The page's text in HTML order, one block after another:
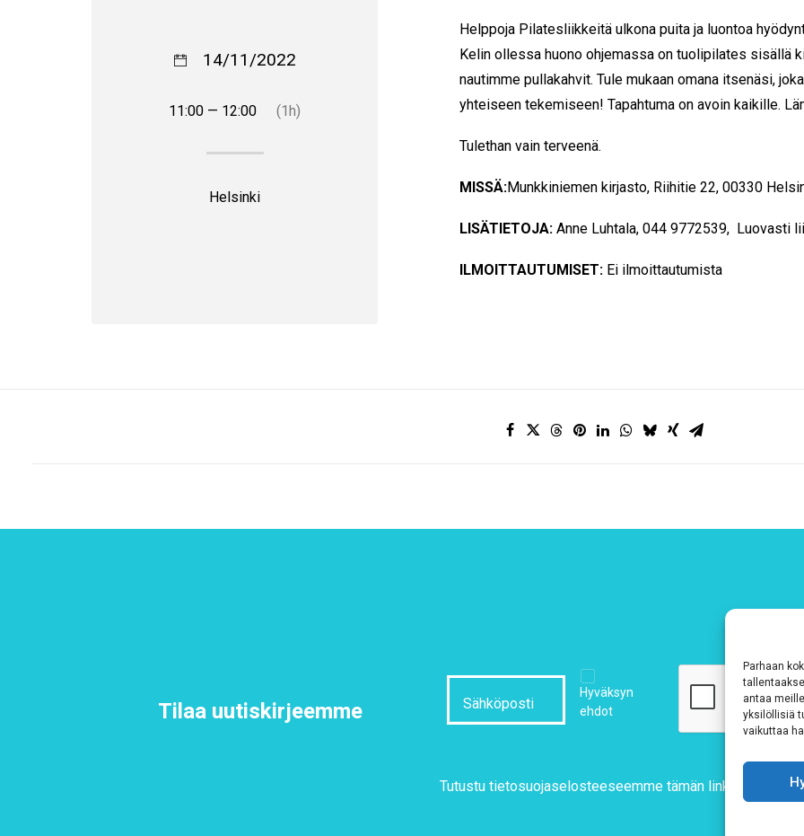
Parhaan
antaa
yksilöllisiä
vaikuttaa
Helppoja Pilatesliikkeitä ulkona puita ja luontoa
Kelin ollessa huono ohjemassa on tuolipilates sisällä
nautimme pullakahvit. Tule mukaan omana itsenäsi,
yhteiseen tekemiseen! Tapahtuma on avoin kaikille.
Tulethan vain terveenä.
MISSÄ:Munkkiniemen kirjasto, Riihitie 22, 00330
LISÄTIETOJA:Anne Luhtala, 044 9772539, Luovasti
ILMOITTAUTUMISET: Ei ilmoittautumista
14/11/2022
11:00 — 12:00 (1h)
Helsinki
Tilaa uutiskirjeemme
Hyväksyn
ehdot
Tutustu tietosuojaselosteeseemme tämän linkin kautta!